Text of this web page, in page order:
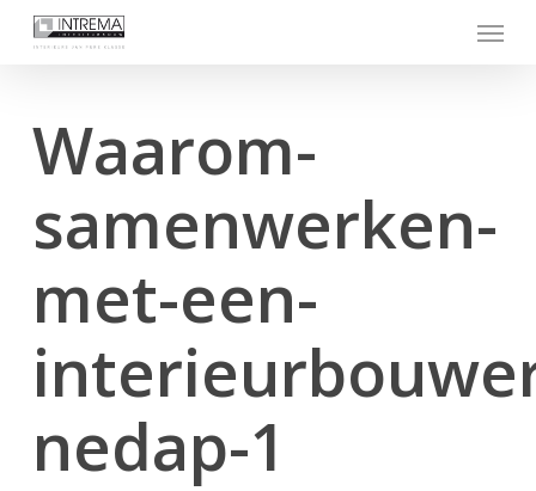
Menu
Waarom-
samenwerken-
met-een-
nedap-1